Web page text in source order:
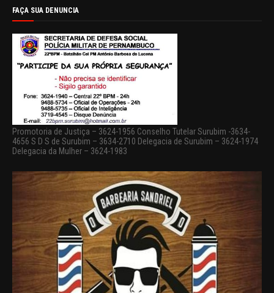
FAÇA SUA DENUNCIA
Promotoria de Justiça – 3624-1956 Conselho Tutelar Surubim -3634-
4656 S D S de Surubim – 3634-2710 Delegacia de Surubim – 3624-1974
Delegacia da Mulher – 3624-1983